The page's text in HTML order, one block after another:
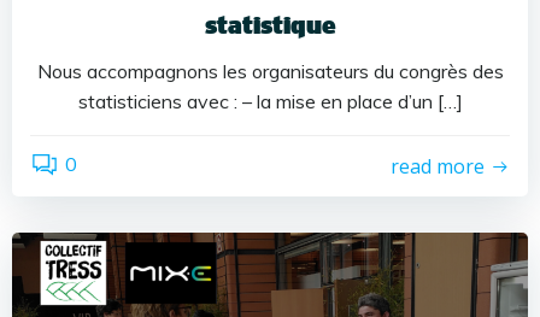
statistique
Nous accompagnons les organisateurs du congrès des
statisticiens avec : – la mise en place d’un […]
0 read more